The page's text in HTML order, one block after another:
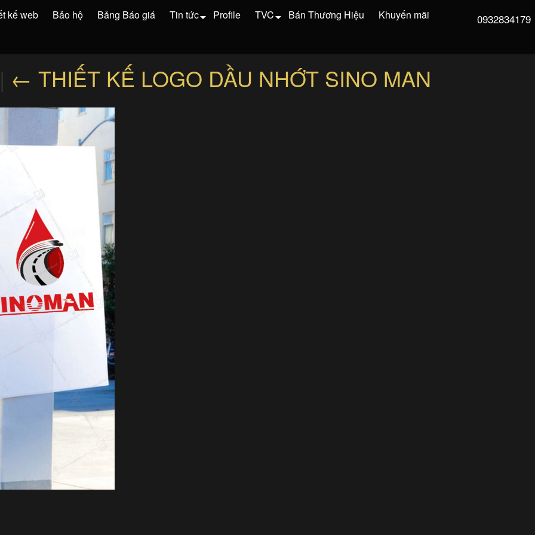
0932834179
kế web Bảo hộ Bảng Báo giá Tin tức Profile TVC Bán Thương Hiệu
Khuyến mãi
| ← THIẾT KẾ LOGO DẦU NHỚT SINO MAN